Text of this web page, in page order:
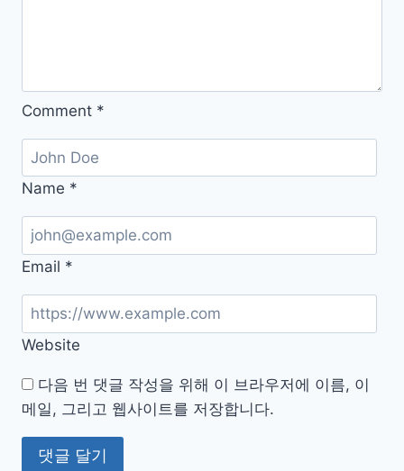
Comment *
Name *
Email *
Website
다음 번 댓글 작성을 위해 이 브라우저에 이름, 이
메일, 그리고 웹사이트를 저장합니다.